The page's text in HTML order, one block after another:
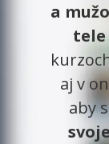
a
tele
aj v
aby